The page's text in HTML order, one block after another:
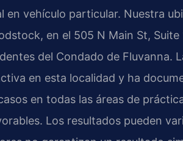
en vehículo particular. Nuestra
en el 505 N Main St,
del Condado de Fluvanna.
en esta localidad y ha
en todas las áreas de
Los resultados pueden